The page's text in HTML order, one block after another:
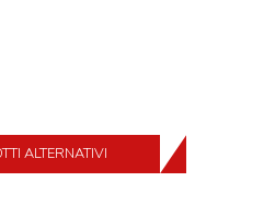
ALTERNATIVI